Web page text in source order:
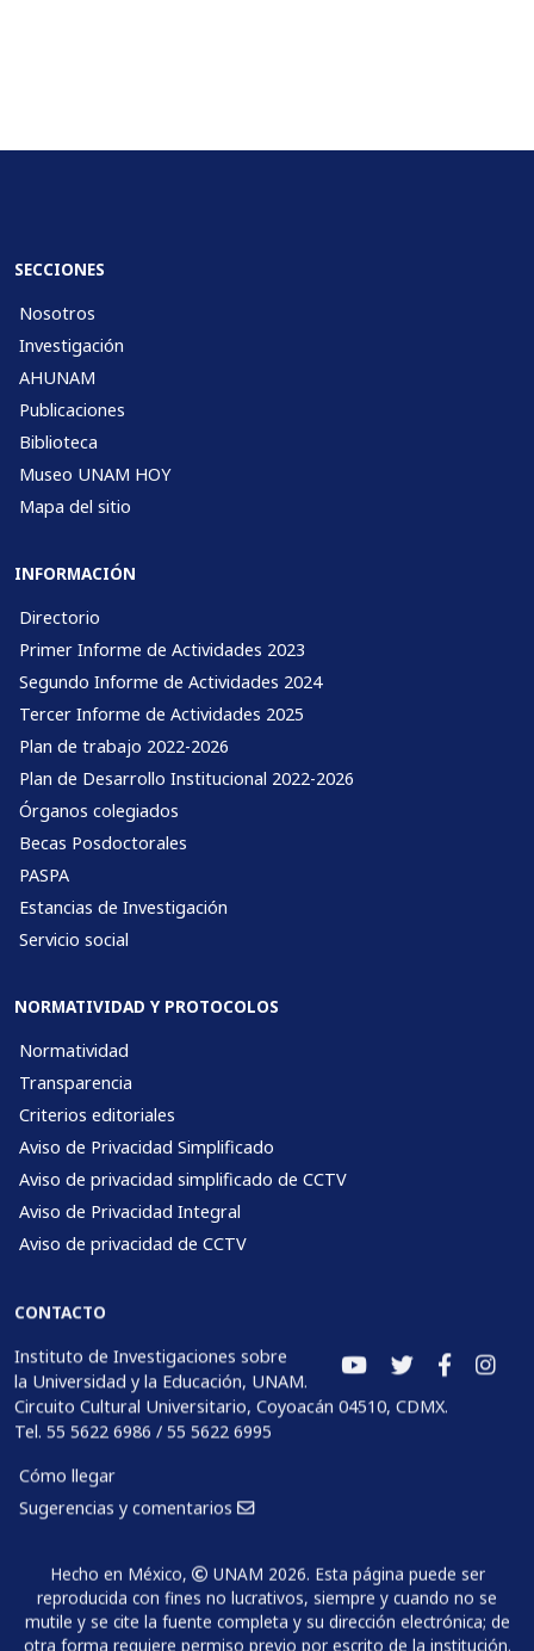
SECCIONES
Nosotros
Investigación
AHUNAM
Publicaciones
Biblioteca
Museo UNAM HOY
Mapa del sitio
INFORMACIÓN
Directorio
Primer Informe de Actividades 2023
Segundo Informe de Actividades 2024
Tercer Informe de Actividades 2025
Plan de trabajo 2022-2026
Plan de Desarrollo Institucional 2022-2026
Órganos colegiados
Becas Posdoctorales
PASPA
Estancias de Investigación
Servicio social
NORMATIVIDAD Y PROTOCOLOS
Normatividad
Transparencia
Criterios editoriales
Aviso de Privacidad Simplificado
Aviso de privacidad simplificado de CCTV
Aviso de Privacidad Integral
Aviso de privacidad de CCTV
CONTACTO
Instituto de Investigaciones sobre
la Universidad y la Educación, UNAM.
Circuito Cultural Universitario, Coyoacán 04510, CDMX.
Tel. 55 5622 6986 / 55 5622 6995
Cómo llegar
Sugerencias y comentarios
Hecho en México,
UNAM 2026. Esta página puede ser
reproducida con fines no lucrativos, siempre y cuando no se
mutile y se cite la fuente completa y su dirección electrónica; de
otra forma requiere permiso previo por escrito de la institución.